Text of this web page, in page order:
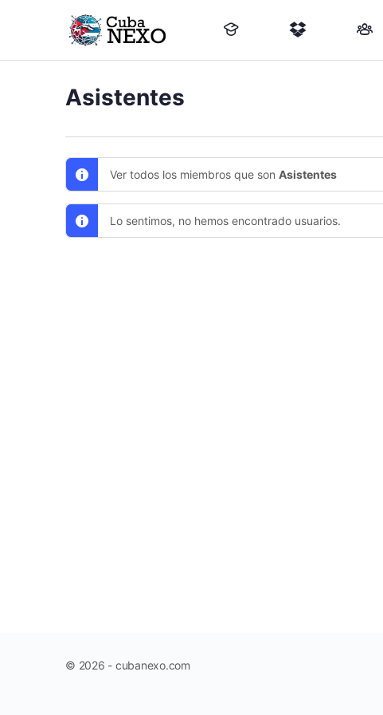
Asistentes
Ver todos los miembros que son Asistentes
Lo sentimos, no hemos encontrado usuarios.
© 2026 - cubanexo.com